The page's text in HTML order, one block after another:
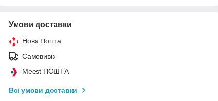
Умови доставки
Нова Пошта
Самовивіз
Meest ПОШТА
Всі умови доставки